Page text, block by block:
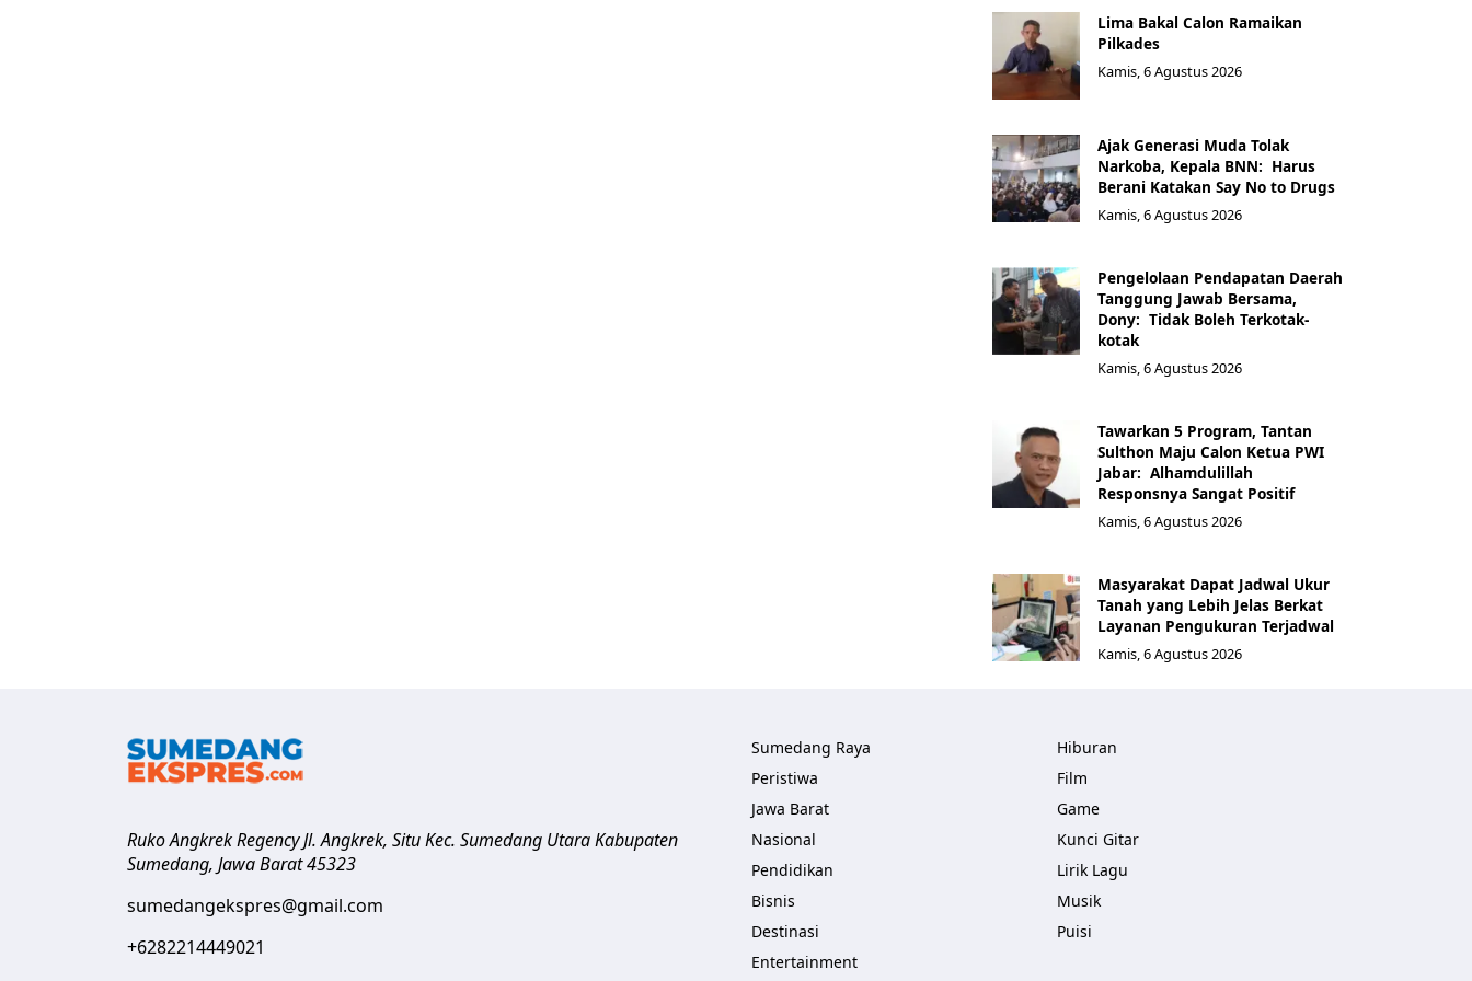
Lima Bakal Calon Ramaikan
Pilkades
Kamis, 6 Agustus 2026
Ajak Generasi Muda Tolak
Narkoba, Kepala BNN: Harus
Berani Katakan Say No to Drugs
Kamis, 6 Agustus 2026
Pengelolaan Pendapatan Daerah
Tanggung Jawab Bersama,
Dony: Tidak Boleh Terkotak-
kotak
Kamis, 6 Agustus 2026
Tawarkan 5 Program, Tantan
Sulthon Maju Calon Ketua PWI
Jabar: Alhamdulillah
Responsnya Sangat Positif
Kamis, 6 Agustus 2026
Masyarakat Dapat Jadwal Ukur
Tanah yang Lebih Jelas Berkat
Layanan Pengukuran Terjadwal
Kamis, 6 Agustus 2026
Ruko Angkrek Regency Jl. Angkrek, Situ Kec. Sumedang UtaraKabupaten
Sumedang, Jawa Barat45323
sumedangekspres@gmail.com
+6282214449021
Sumedang Raya
Peristiwa
Jawa Barat
Nasional
Pendidikan
Bisnis
Destinasi
Entertainment
Hiburan
Film
Game
Kunci Gitar
Lirik Lagu
Musik
Puisi